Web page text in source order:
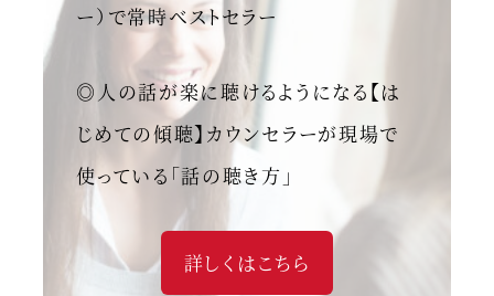
ー）で常時ベストセラー
◎人の話が楽に聴けるようになる【は
じめての傾聴】カウンセラーが現場で
使っている「話の聴き方」
詳しくはこちら